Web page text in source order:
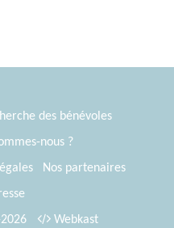
des bénévoles
nous ?
Nos partenaires
Webkast